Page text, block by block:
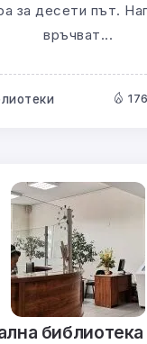
за десети път.
връчват...